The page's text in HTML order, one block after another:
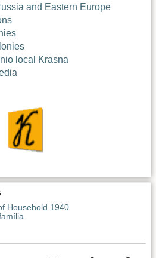
and Eastern Europe
local Krasna
Household 1940